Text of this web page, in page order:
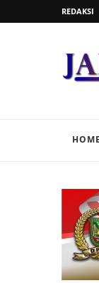
REDAKSI
HOME